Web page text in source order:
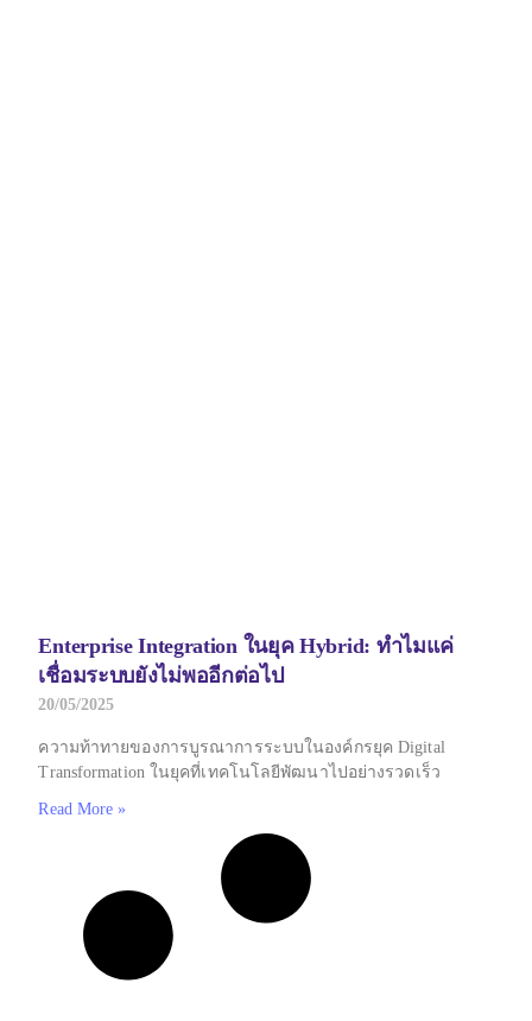
Enterprise Integration ในยุค Hybrid: ทำไมแค่
เชื่อมระบบยังไม่พออีกต่อไป
20/05/2025
ความท้าทายของการบูรณาการระบบในองค์กรยุค Digital
Transformation ในยุคที่เทคโนโลยีพัฒนาไปอย่างรวดเร็ว
Read More »